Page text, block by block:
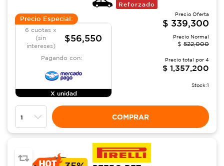
Reforzado
Precio Especial:
6 cuotas x
(sin
intereses)
$56,550
Pagando con:
X unidad
Precio Oferta
$ 339,300
Precio Normal
$ 522,000
Precio total por 4
$ 1,357,200
Stock:1
COMPRAR